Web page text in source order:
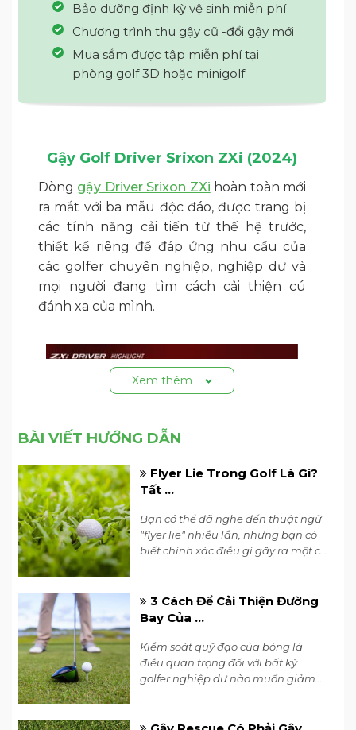
Bảo dưỡng định kỳ vệ sinh miễn phí
Chương trình thu gậy cũ -đổi gậy mới
Mua sắm được tập miễn phí tại
phòng golf 3D hoặc minigolf
Gậy Golf Driver Srixon ZXi (2024)
Dòng gậy Driver Srixon ZXi hoàn toàn mới
ra mắt với ba mẫu độc đáo, được trang bị
các tính năng cải tiến từ thế hệ trước,
thiết kế riêng để đáp ứng nhu cầu của
các golfer chuyên nghiệp, nghiệp dư và
mọi người đang tìm cách cải thiện cú
đánh xa của mình.
So Sánh 4 Mẫu Gậy Golf Driver Srixon ZXi (2024)
POWER FLEX
Để đạt được các mục tiêu về độ linh hoạt
và tốc độ bóng cho i-FLEX, đội ngũ R&D
của Srixon golf đã nghiên cứu và phát
triển một loại titan hoàn toàn mới có tên
là Ti72S. Chất liệu này mạnh mẽ hơn, nhẹ
hơn, linh hoạt và bền hơn, mở ra cơ hội
cho các thiết kế mặt gậy mới, không bị
giới hạn bởi các rào cản trước đây về hình
Xem thêm
BÀI VIẾT HƯỚNG DẪN
Flyer Lie Trong Golf Là Gì?
Tất ...
Bạn có thể đã nghe đến thuật ngữ
"flyer lie" nhiều lần, nhưng bạn có
biết chính xác điều gì gây ra một cú
3 Cách Để Cải Thiện Đường
Bay Của ...
Kiểm soát quỹ đạo của bóng là
điều quan trọng đối với bất kỳ
golfer nghiệp dư nào muốn giảm
để đạt được.